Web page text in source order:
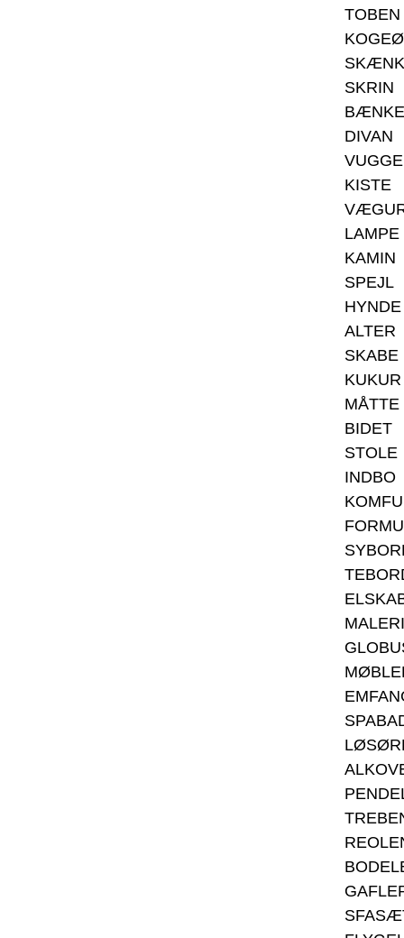
TOBEN
KOGEØ
SKÆNK
SKRIN
BÆNKE
DIVAN
VUGGE
KISTE
LAMPE
KAMIN
SPEJL
HYNDE
ALTER
SKABE
KUKUR
MÅTTE
BIDET
STOLE
INDBO
MALERI